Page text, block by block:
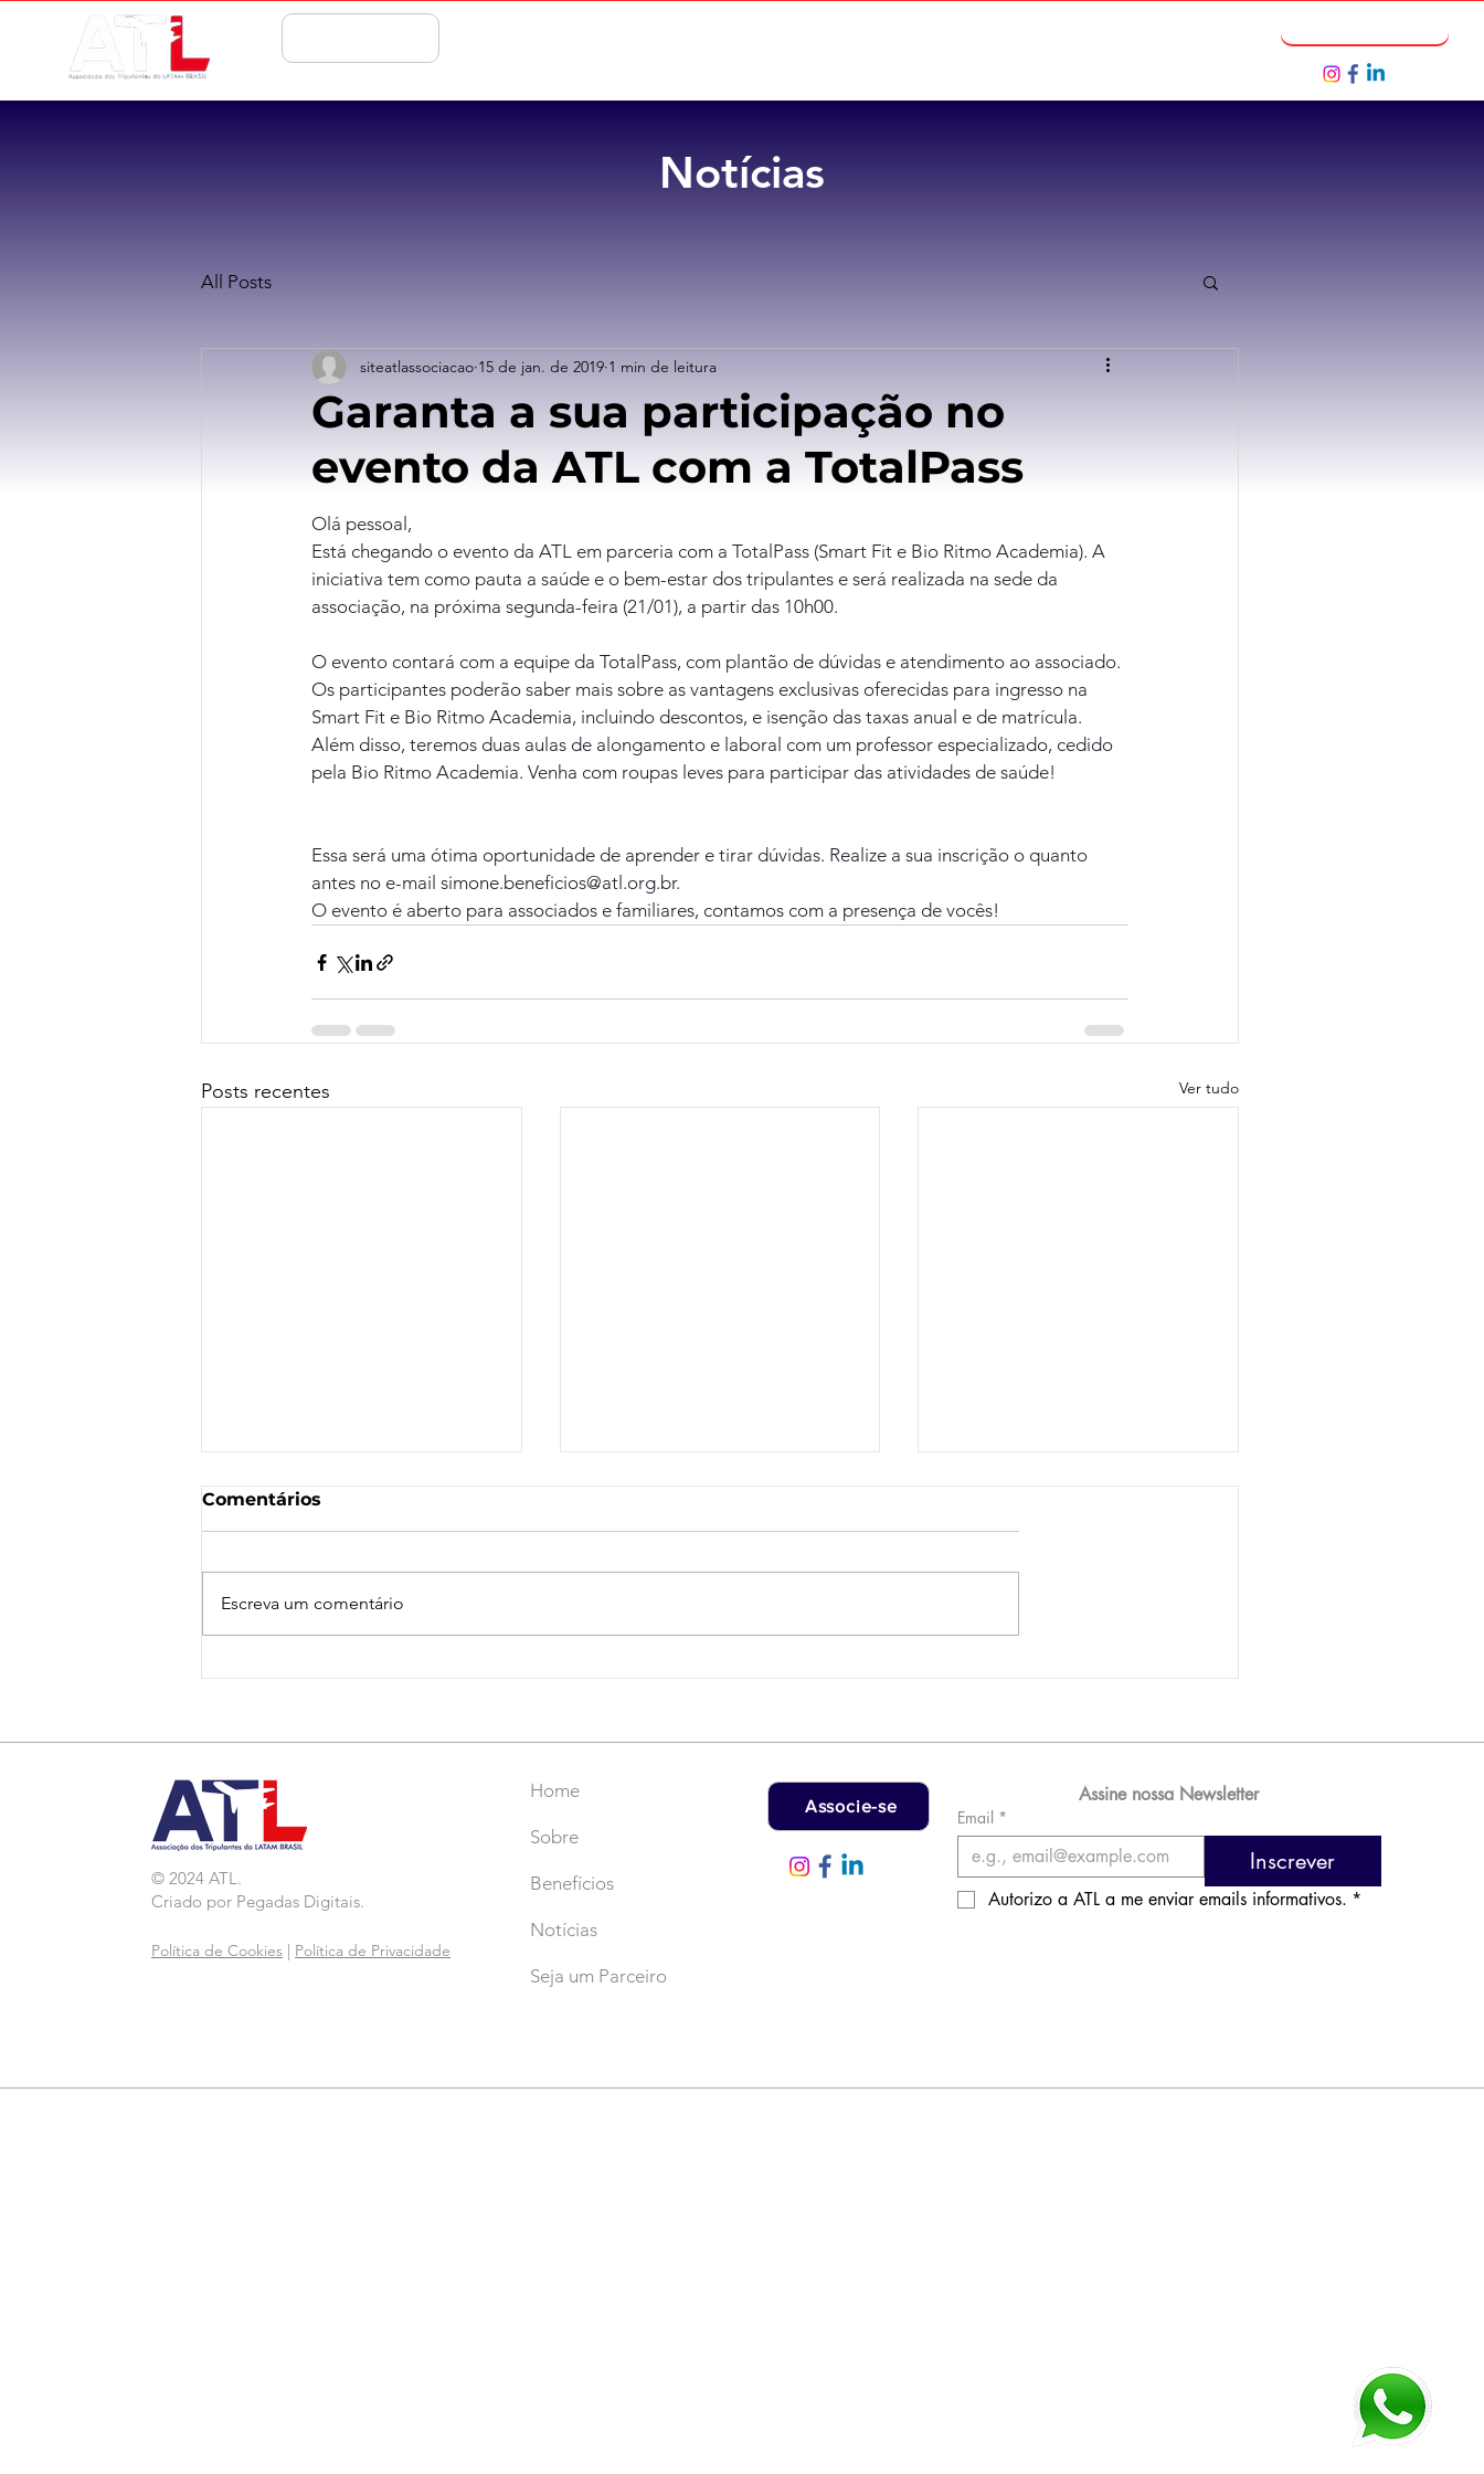
Notícias
All Posts
Garanta a sua participação no
evento da ATL com a TotalPass
siteatlassociacao 15 de jan. de 2019 1 min de leitura
Olá pessoal,
Está chegando o evento da ATL em parceria com a TotalPass (Smart Fit e Bio Ritmo Academia). A
iniciativa tem como pauta a saúde e o bem-estar dos tripulantes e será realizada na sede da
associação, na próxima segunda-feira (21/01), a partir das 10h00.
O evento contará com a equipe da TotalPass, com plantão de dúvidas e atendimento ao associado.
Os participantes poderão saber mais sobre as vantagens exclusivas oferecidas para ingresso na
Smart Fit e Bio Ritmo Academia, incluindo descontos, e isenção das taxas anual e de matrícula.
Além disso, teremos duas aulas de alongamento e laboral com um professor especializado, cedido
pela Bio Ritmo Academia. Venha com roupas leves para participar das atividades de saúde!
Essa será uma ótima oportunidade de aprender e tirar dúvidas. Realize a sua inscrição o quanto
antes no e-mail simone.beneficios@atl.org.br.
O evento é aberto para associados e familiares, contamos com a presença de vocês!
Posts recentes Ver tudo
Comentários
Escreva um comentário
© 2024 ATL.
Criado por Pegadas Digitais.
Política de Cookies Política de Privacidade
Home
Sobre
Benefícios
Notícias
Seja um Parceiro
Associe-se
Assine nossa Newsletter
Email *
Inscrever
Autorizo a ATL a me enviar emails informativos. *